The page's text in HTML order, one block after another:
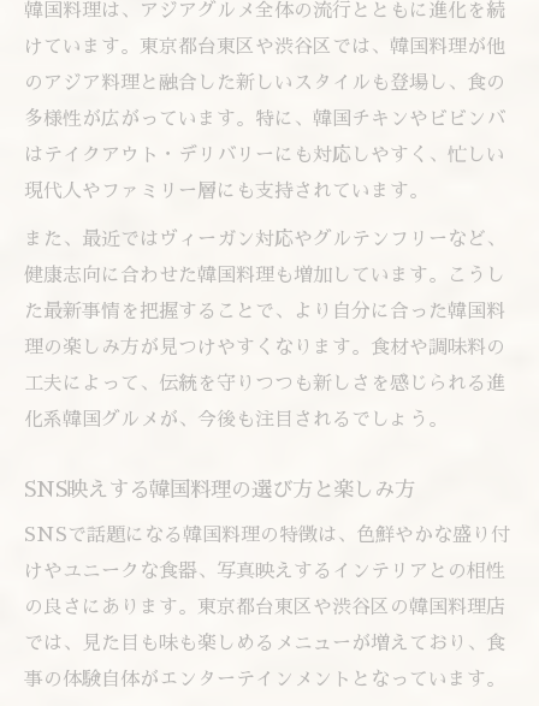
韓国料理は、アジアグルメ全体の流行とともに進化を続
けています。東京都台東区や渋谷区では、韓国料理が他
のアジア料理と融合した新しいスタイルも登場し、食の
多様性が広がっています。特に、韓国チキンやビビンバ
はテイクアウト・デリバリーにも対応しやすく、忙しい
現代人やファミリー層にも支持されています。
また、最近ではヴィーガン対応やグルテンフリーなど、
健康志向に合わせた韓国料理も増加しています。こうし
た最新事情を把握することで、より自分に合った韓国料
理の楽しみ方が見つけやすくなります。食材や調味料の
工夫によって、伝統を守りつつも新しさを感じられる進
化系韓国グルメが、今後も注目されるでしょう。
SNS映えする韓国料理の選び方と楽しみ方
SNSで話題になる韓国料理の特徴は、色鮮やかな盛り付
けやユニークな食器、写真映えするインテリアとの相性
の良さにあります。東京都台東区や渋谷区の韓国料理店
では、見た目も味も楽しめるメニューが増えており、食
事の体験自体がエンターテインメントとなっています。